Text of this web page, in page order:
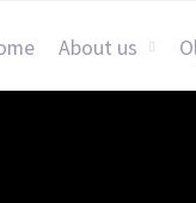
About us